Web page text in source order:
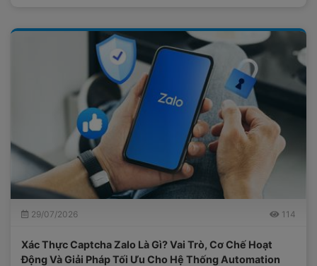
29/07/2026 114
Xác Thực Captcha Zalo Là Gì? Vai Trò, Cơ Chế Hoạt
Động Và Giải Pháp Tối Ưu Cho Hệ Thống Automation